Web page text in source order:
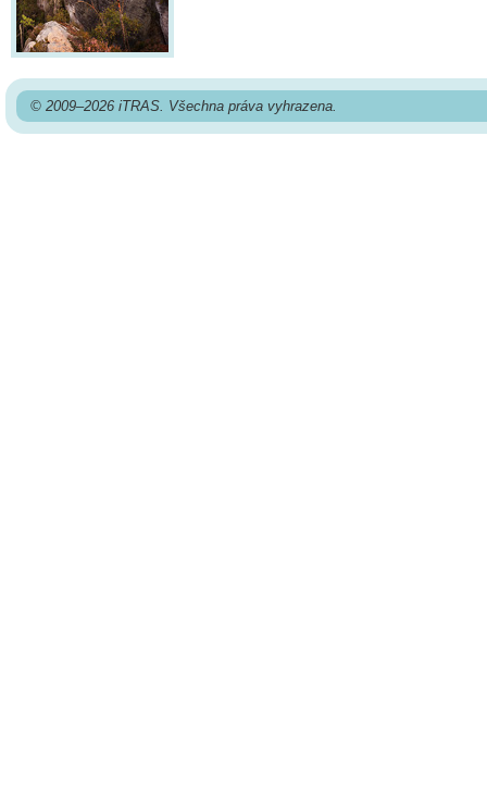
© 2009–2026 iTRAS. Všechna práva vyhrazena.